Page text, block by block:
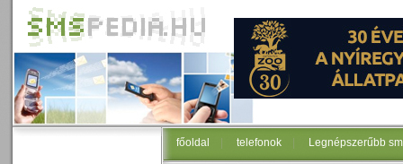
főoldal telefonok Legnépszerűbb